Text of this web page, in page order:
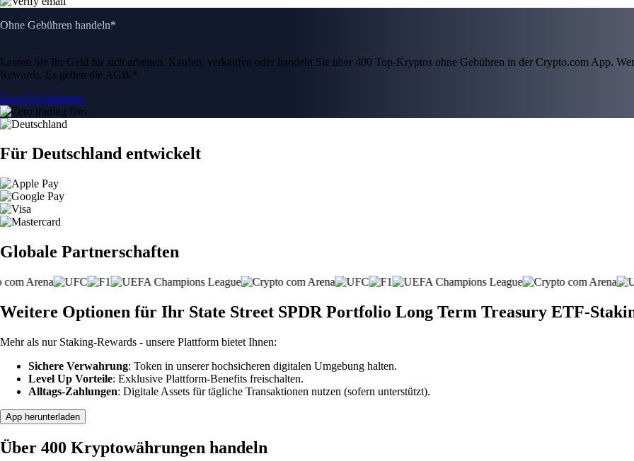
Ohne Gebühren handeln*
Lassen Sie Ihr Geld für sich arbeiten. Kaufen, verkaufen oder handeln Sie über 400 Top-Kryptos ohne Gebühren in der Crypto.com App.
Rewards. Es gelten die AGB.*
Level Up beitreten
Für Deutschland entwickelt
Globale Partnerschaften
Weitere Optionen für Ihr State Street SPDR Portfolio Long Term Treasury ETF-
Mehr als nur Staking-Rewards - unsere Plattform bietet Ihnen:
Sichere Verwahrung: Token in unserer hochsicheren digitalen Umgebung halten.
Level Up Vorteile: Exklusive Plattform-Benefits freischalten.
Alltags-Zahlungen: Digitale Assets für tägliche Transaktionen nutzen (sofern unterstützt).
App herunterladen
Über 400 Kryptowährungen handeln